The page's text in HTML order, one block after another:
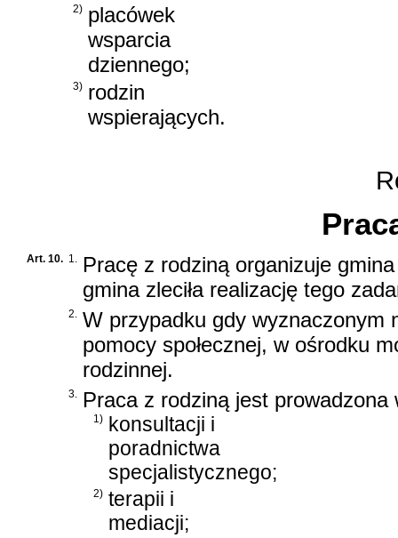
2) placówek
wsparcia
dziennego;
3) rodzin
wspierających.
Art. 10. 1. Pracę z rodziną organizuje
gmina zleciła realizację tego
2. W przypadku gdy wyznaczonym
pomocy społecznej, w ośrodku
rodzinnej.
3. Praca z rodziną jest
1) konsultacji i
poradnictwa
specjalistycznego;
2) terapii i
mediacji;